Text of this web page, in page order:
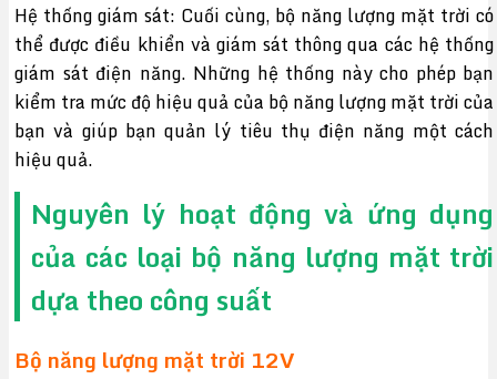
Hệ thống giám sát: Cuối cùng, bộ năng lượng mặt trời có
thể được điều khiển và giám sát thông qua các hệ thống
giám sát điện năng. Những hệ thống này cho phép bạn
kiểm tra mức độ hiệu quả của bộ năng lượng mặt trời của
bạn và giúp bạn quản lý tiêu thụ điện năng một cách
hiệu quả.
Nguyên lý hoạt động và ứng dụng
của các loại bộ năng lượng mặt trời
dựa theo công suất
Bộ năng lượng mặt trời 12V